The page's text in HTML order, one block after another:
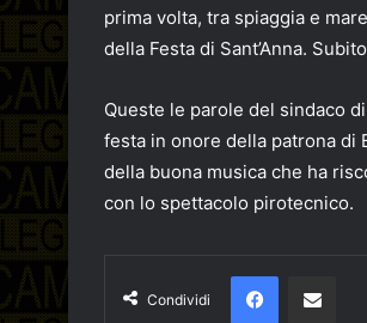
prima volta, tra spiaggia e
della Festa di Sant’Anna.
Queste le parole del sindaco
festa in onore della patrona di
della buona musica che ha
con lo spettacolo pirotecnico.
Condividi
Facebook